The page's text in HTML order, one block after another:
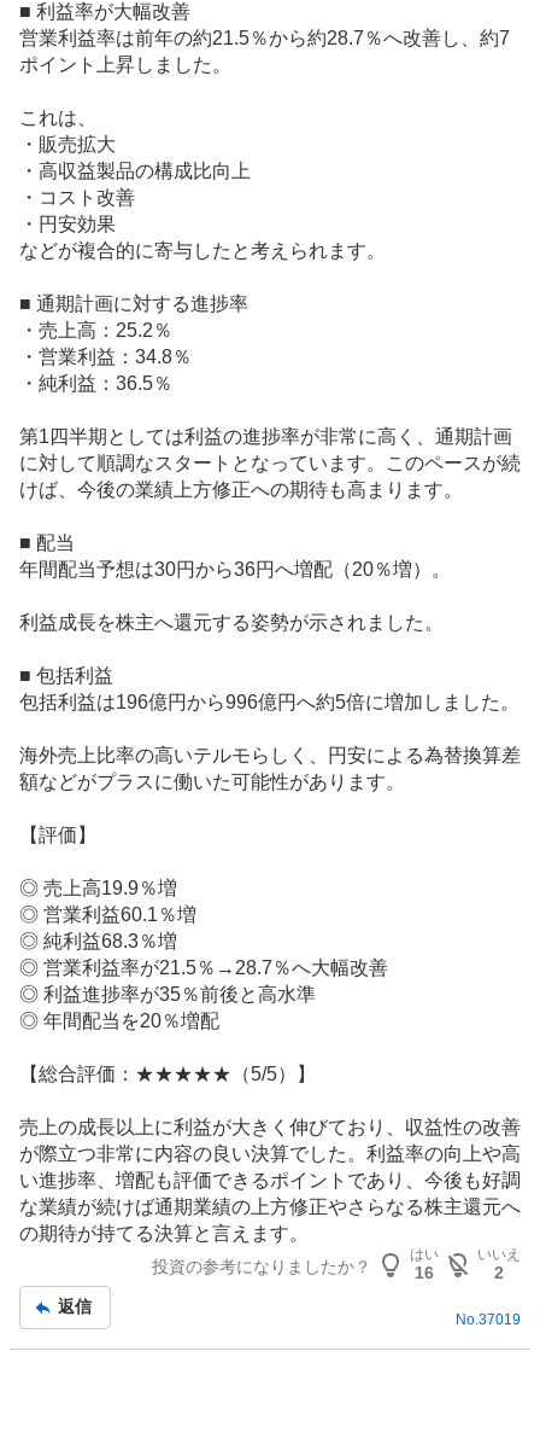
■ 利益率が大幅改善
営業利益率は前年の約21.5％から約28.7％へ改善し、約7
ポイント上昇しました。
これは、
・販売拡大
・高収益製品の構成比向上
・コスト改善
・円安効果
などが複合的に寄与したと考えられます。
■ 通期計画に対する進捗率
・売上高：25.2％
・営業利益：34.8％
・純利益：36.5％
第1四半期としては利益の進捗率が非常に高く、通期計画
に対して順調なスタートとなっています。このペースが続
けば、今後の業績上方修正への期待も高まります。
■ 配当
年間配当予想は30円から36円へ増配（20％増）。
利益成長を株主へ還元する姿勢が示されました。
■ 包括利益
包括利益は196億円から996億円へ約5倍に増加しました。
海外売上比率の高いテルモらしく、円安による為替換算差
額などがプラスに働いた可能性があります。
【評価】
◎ 売上高19.9％増
◎ 営業利益60.1％増
◎ 純利益68.3％増
◎ 営業利益率が21.5％→28.7％へ大幅改善
◎ 利益進捗率が35％前後と高水準
◎ 年間配当を20％増配
【総合評価：★★★★★（5/5）】
売上の成長以上に利益が大きく伸びており、収益性の改善
が際立つ非常に内容の良い決算でした。利益率の向上や高
い進捗率、増配も評価できるポイントであり、今後も好調
な業績が続けば通期業績の上方修正やさらなる株主還元へ
の期待が持てる決算と言えます。
投資の参考になりましたか？
はい
16
いいえ
2
返信
No. 37019